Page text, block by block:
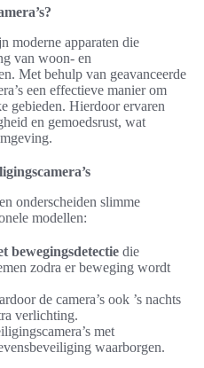
moderne apparaten die
van woon- en
Met behulp van geavanceerde
een effectieve manier om
gebieden. Hierdoor ervaren
en gemoedsrust, wat
onderscheiden slimme
modellen:
bewegingsdetectie die
zodra er beweging wordt
de camera’s ook ’s nachts
verlichting.
met
waarborgen.